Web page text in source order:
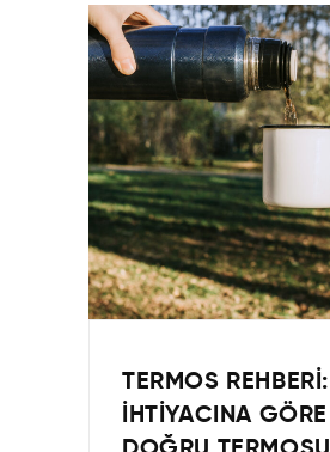
TERMOS REHBERI:
İHTIYACINA GÖRE